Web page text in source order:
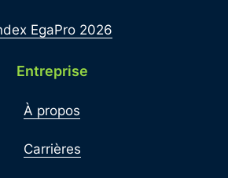
EgaPro 2026
Entreprise
À propos
Carrières